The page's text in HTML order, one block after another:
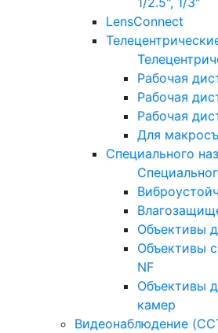
LensConnect
Рабочая
Рабочая
Рабочая
Для
Специального
Объективы
Объективы
NF
Объективы
камер
Видеонаблюдение